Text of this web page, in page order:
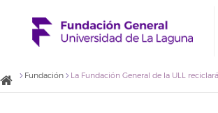
Fundación